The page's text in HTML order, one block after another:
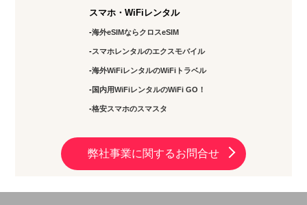
スマホ・WiFiレンタル
海外eSIMならクロスeSIM
スマホレンタルのエクスモバイル
海外WiFiレンタルのWiFiトラベル
国内用WiFiレンタルのWiFi GO！
格安スマホのスマスタ
弊社事業に関するお問合せ